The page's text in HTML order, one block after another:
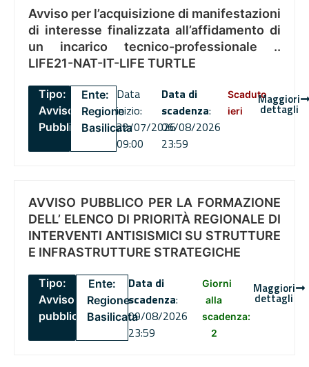
Avviso per l’acquisizione di manifestazioni
di interesse finalizzata all’affidamento di
un incarico tecnico-professionale ..
LIFE21-NAT-IT-LIFE TURTLE
Tipo:
Avviso
Pubblico
Ente:
Regione
Basilicata
Data
inizio:
22/07/2026
09:00
Data di
scadenza:
06/08/2026
23:59
Scaduto
ieri
Maggiori
dettagli
AVVISO PUBBLICO PER LA FORMAZIONE
DELL’ ELENCO DI PRIORITÀ REGIONALE DI
INTERVENTI ANTISISMICI SU STRUTTURE
E INFRASTRUTTURE STRATEGICHE
Tipo:
Avviso
pubblico
Ente:
Regione
Basilicata
Data di
scadenza:
09/08/2026
23:59
Giorni
alla
scadenza:
2
Maggiori
dettagli